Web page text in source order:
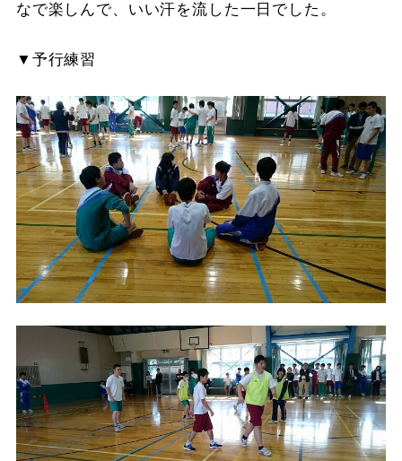
なで楽しんで、いい汗を流した一日でした。
▼予行練習